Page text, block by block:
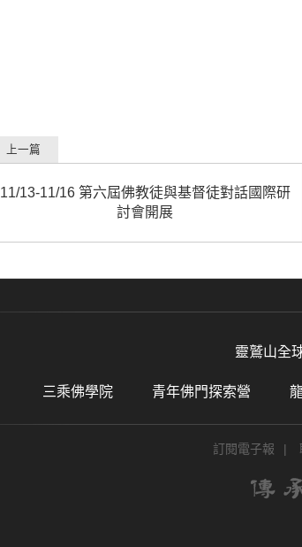
11/13-11/16 第六屆佛教徒與基督徒對話國際研
討會開展
上一篇
靈鷲山全
三乘佛學院 青年佛門探索營
訂閱電子報 |